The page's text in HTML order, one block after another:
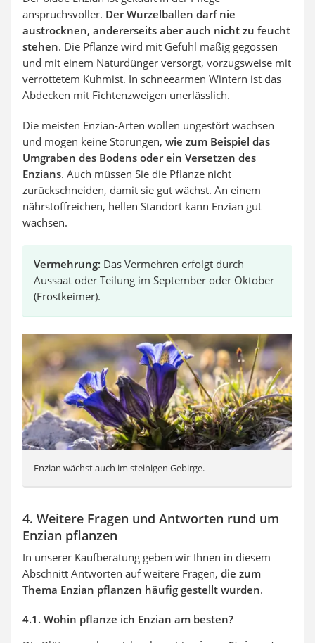
anspruchsvoller. Der Wurzelballen darf nie
austrocknen, andererseits aber auch nicht zu feucht
stehen. Die Pflanze wird mit Gefühl mäßig gegossen
und mit einem Naturdünger versorgt, vorzugsweise mit
verrottetem Kuhmist. In schneearmen Wintern ist das
Abdecken mit Fichtenzweigen unerlässlich.
Die meisten Enzian-Arten wollen ungestört wachsen
und mögen keine Störungen, wie zum Beispiel das
Umgraben des Bodens oder ein Versetzen des
Enzians. Auch müssen Sie die Pflanze nicht
zurückschneiden, damit sie gut wächst. An einem
nährstoffreichen, hellen Standort kann Enzian gut
wachsen.
Vermehrung: Das Vermehren erfolgt durch
Aussaat oder Teilung im September oder Oktober
(Frostkeimer).
Enzian wächst auch im steinigen Gebirge.
4. Weitere Fragen und Antworten rund um
Enzian pflanzen
In unserer Kaufberatung geben wir Ihnen in diesem
Abschnitt Antworten auf weitere Fragen, die zum
Thema Enzian pflanzen häufig gestellt wurden.
4.1. Wohin pflanze ich Enzian am besten?